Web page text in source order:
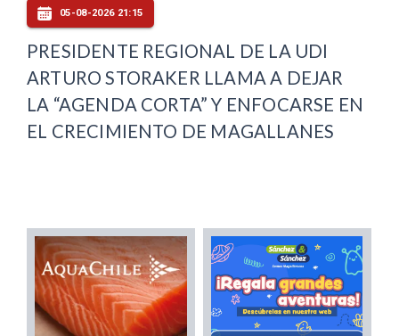
05-08-2026 21:15
PRESIDENTE REGIONAL DE LA UDI
ARTURO STORAKER LLAMA A DEJAR
LA “AGENDA CORTA” Y ENFOCARSE EN
EL CRECIMIENTO DE MAGALLANES